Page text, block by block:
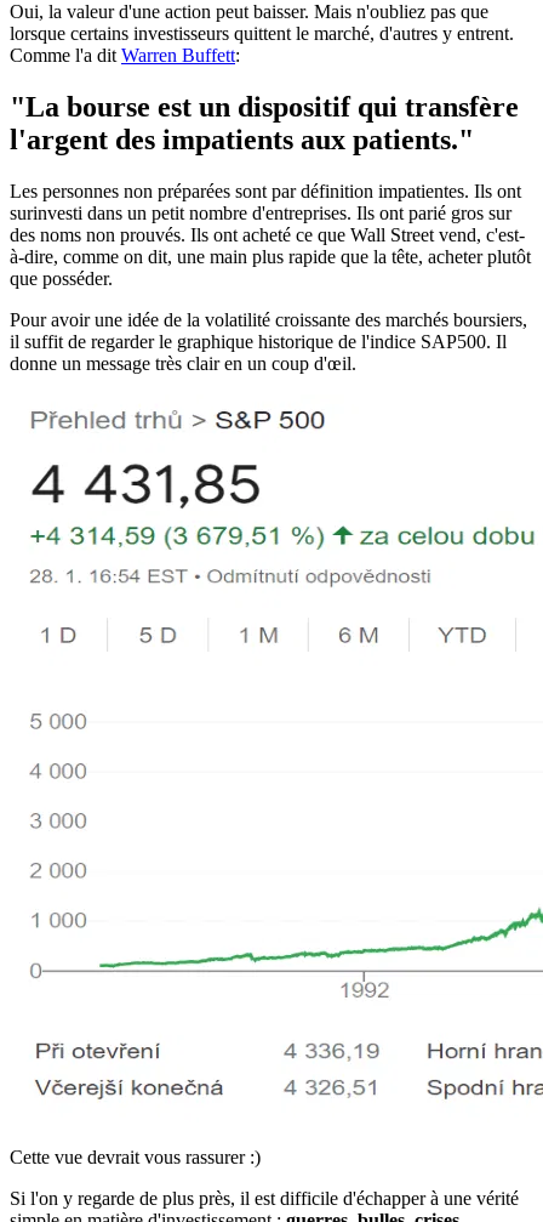
Oui, la valeur d'une action peut baisser. Mais n'oubliez pas que
lorsque certains investisseurs quittent le marché, d'autres y entrent.
Comme l'a dit Warren Buffett:
"La bourse est un dispositif qui transfère
l'argent des impatients aux patients."
Les personnes non préparées sont par définition impatientes. Ils ont
surinvesti dans un petit nombre d'entreprises. Ils ont parié gros sur
des noms non prouvés. Ils ont acheté ce que Wall Street vend, c'est-
à-dire, comme on dit, une main plus rapide que la tête, acheter plutôt
que posséder.
Pour avoir une idée de la volatilité croissante des marchés boursiers,
il suffit de regarder le graphique historique de l'indice SAP500. Il
donne un message très clair en un coup d'œil.
Cette vue devrait vous rassurer :)
Si l'on y regarde de plus près, il est difficile d'échapper à une vérité